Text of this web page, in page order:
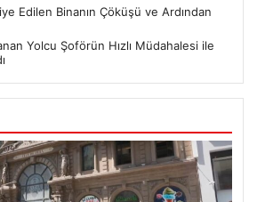
Edilen Binanın Çöküşü ve Ardından
Yolcu Şoförün Hızlı Müdahalesi ile